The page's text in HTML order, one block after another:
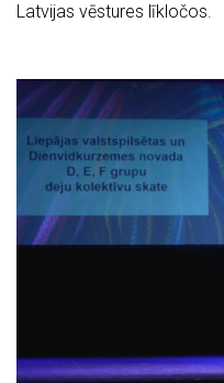
Latvijas vēstures līkločos.